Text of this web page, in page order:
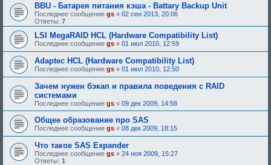
BBU - Батарея питания кэша - Battary Backup Unit
Последнее сообщение gs « 02 сен 2013, 20:06
Ответы: 7
LSI MegaRAID HCL (Hardware Compatibility List)
Последнее сообщение gs « 01 июл 2010, 12:59
Adaptec HCL (Hardware Compatibility List)
Последнее сообщение gs « 01 июл 2010, 12:50
Зачем нужен бэкап и правила поведения с RAID
системами
Последнее сообщение gs « 09 дек 2009, 14:58
Общее образование про SAS
Последнее сообщение gs « 08 дек 2009, 18:15
Что такое SAS Expander
Последнее сообщение gs « 24 ноя 2009, 15:27
Ответы: 1